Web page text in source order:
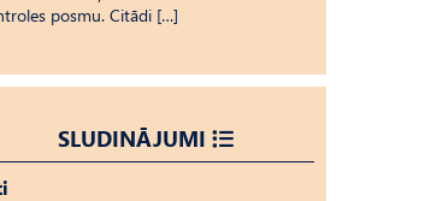
posmu. Citādi […]
SLUDINĀJUMI